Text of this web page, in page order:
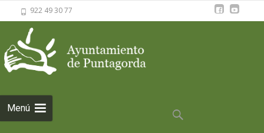
922 49 30 77
Menú
Saltar al
contenido
Buscar: